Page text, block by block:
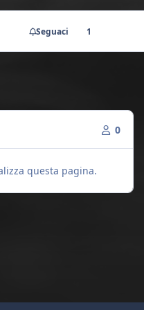
Seguaci 1
0
questa pagina.